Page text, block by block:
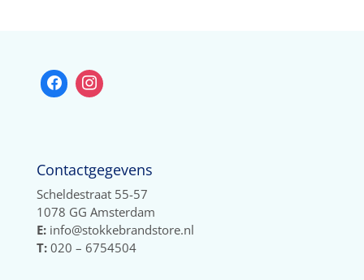
Contactgegevens
Scheldestraat 55-57
1078 GG Amsterdam
E:info@stokkebrandstore.nl
T:020 – 6754504